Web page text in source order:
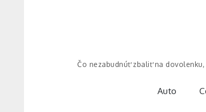
Čo nezabudnúť zbaliť na
Auto